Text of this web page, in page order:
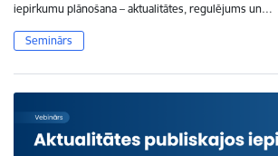
iepirkumu plānošana – aktualitātes, regulējums un…
Seminārs